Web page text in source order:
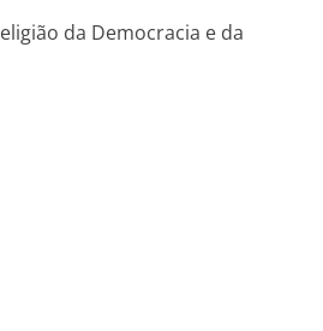
da Democracia e da